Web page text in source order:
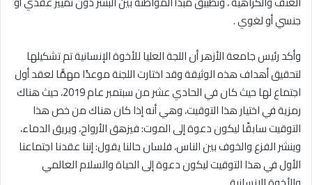
جنسي أو لغوي .
وأكد رئيس جامعة الأزهر أن اللجة العليا للأخوة الإنسانية تم تشكيلها
لتحقيق أهداف هذه الوثيقة وقد اختارت اللجنة موعدًا مهمًّا لعقد أول
اجتماع لها حيث كان في الحادي عشر من سبتمبر عام 2019، حيث هناك
رمزية في اختيار هذا التوقيت، وهي أنه إذا كان هناك من خص هذا
التوقيت سابقًا ليكون دعوة إلى الموت: فيزهق الأرواح، ويريق الدماء،
وينشر الفزع والخوف بين الناس، فلسان حالنا يقول: إننا عقدنا اجتماعنا
الأول في هذا التوقيت ليكون دعوة إلى الحياة والسلام العالمي